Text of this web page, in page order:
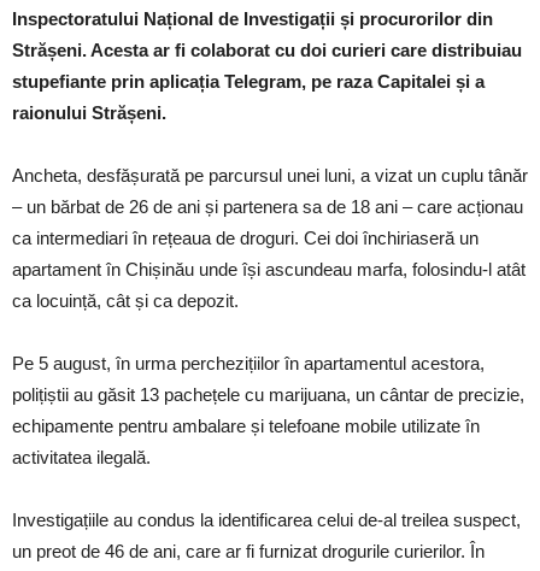
Inspectoratului Național de Investigații și procurorilor din
Strășeni. Acesta ar fi colaborat cu doi curieri care distribuiau
stupefiante prin aplicația Telegram, pe raza Capitalei și a
raionului Strășeni.
Ancheta, desfășurată pe parcursul unei luni, a vizat un cuplu tânăr
– un bărbat de 26 de ani și partenera sa de 18 ani – care acționau
ca intermediari în rețeaua de droguri. Cei doi închiriaseră un
apartament în Chișinău unde își ascundeau marfa, folosindu-l atât
ca locuință, cât și ca depozit.
Pe 5 august, în urma perchezițiilor în apartamentul acestora,
polițiștii au găsit 13 pachețele cu marijuana, un cântar de precizie,
echipamente pentru ambalare și telefoane mobile utilizate în
activitatea ilegală.
Investigațiile au condus la identificarea celui de-al treilea suspect,
un preot de 46 de ani, care ar fi furnizat drogurile curierilor. În